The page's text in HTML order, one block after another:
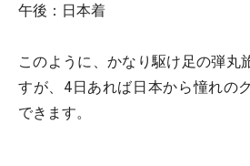
午後：日本着
このように、かなり駆け足の弾丸
すが、4日あれば日本から憧れの
できます。